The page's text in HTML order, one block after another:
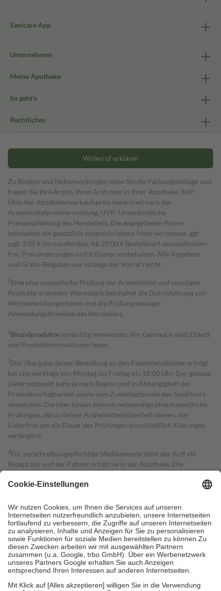
Sanicare App
Unternehmen
Meine Apotheke
So geht's
Rechtliches
Widerruf erklären
Zu Risiken und Nebenwirkungen lesen Sie die Packungsbeilage und
fragen Sie Ihre Ärztin, Ihren Arzt oder in Ihrer Apotheke. AVP:
Üblicher Apothekenverkaufspreis berechnet nach der
Arzneimittelpreisverordnung. UVP: Unverbindliche
Preisempfehlung des Herstellers. Die angegebenen Preise
beinhalten die gesetzlich vorgeschriebene Mehrwertsteuer, ggf.
zzgl. 3,95 € Versandkosten. Ab 29,00 € Bestell­wert versand­kosten­
frei. Preisänderungen und Irrtümer vorbehalten. Alle Angebote
und Gratis-Beigaben nur solange der Vorrat reicht.
1 Eine pharmazeutische Prüfung der Arzneimittel und sonstigen
Produkte in deinem Warenkorb beinhaltet die Durchführung von
Wechselwirkungschecks und die Prüfung etwaiger
Anwendungshinweise des Herstellers.
2Biozidproduktevorsichtig verwenden. Vor Gebrauch stets Etikett
und Produktinformationen lesen.
3Die Übergabe deiner Bestellung an den Paketdienstleister erfolgt
bei uns werktags von Montag bis Freitag bis 18:00 Uhr. Der genaue
Lieferzeitpunkt kann je nach Region und in Abhängigkeit der
Produktverfügbarkeit sowie vom Zustellzeitpunkt des Spediteurs
abweichen. Darüber hinaus können notwendige pharmazeutische
Prüfungen, die zu deiner Arzneimittelsicherheit dienen, die
Lieferfrist um die Dauer der Prüfungen einschließlich Klärungen
verlängern.
4Für verschreibungspflichtige Medikamente stellt der Arzt ein
Rezept aus und der Patient erhält sie in der Apotheke. Die
Kosten dafür, der Versicherte trägt einen Teil davon als Zuzahlung
Grundsätzlich leisten Mitglieder Zuzahlungen in Höhe von zehn
Prozent des Abgabepreises,mindestensjedochfünf Euround
höchstens zehn Euro.Es sind jedoch nie mehr als die tatsächlichen
Kosten der Leistung zu entrichten.
Diese Regeln gelten grundsätzlich auch für Online-Apotheken.
Bei Heilmitteln und häuslicher Krankenpflege beträgt die
Zuzahlung zehn Prozent der Kosten sowie zehn Euro je
Um das Engagement der Versicherten für ihre eigene Gesundheit zu